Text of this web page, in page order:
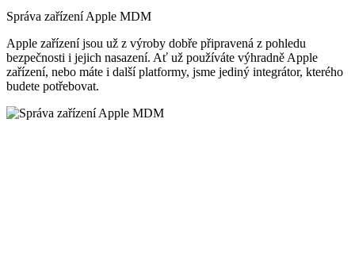
Správa zařízení Apple MDM
Apple zařízení jsou už z výroby dobře připravená z pohledu
bezpečnosti i jejich nasazení. Ať už používáte výhradně Apple
zařízení, nebo máte i další platformy, jsme jediný integrátor, kterého
budete potřebovat.